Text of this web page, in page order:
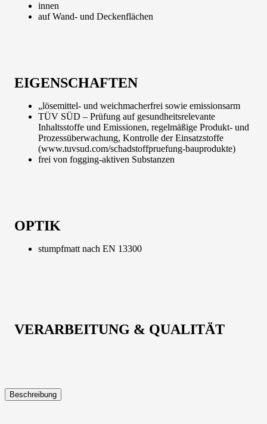
innen
auf Wand- und Deckenflächen
EIGENSCHAFTEN
„lösemittel- und weichmacherfrei sowie emissionsarm
TÜV SÜD – Prüfung auf gesundheitsrelevante
Inhaltsstoffe und Emissionen, regelmäßige Produkt- und
Prozessüberwachung, Kontrolle der Einsatzstoffe
(www.tuvsud.com/schadstoffpruefung-bauprodukte)
frei von fogging-aktiven Substanzen
OPTIK
stumpfmatt nach EN 13300
VERARBEITUNG & QUALITÄT
Beschreibung